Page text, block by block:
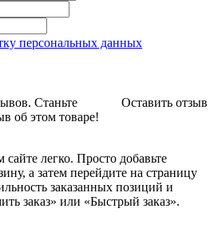
персональных данных
Оставить отзыв
Станьте
об этом товаре!
легко. Просто добавьте
а затем перейдите на страницу
заказанных позиций и
заказ» или «Быстрый заказ».